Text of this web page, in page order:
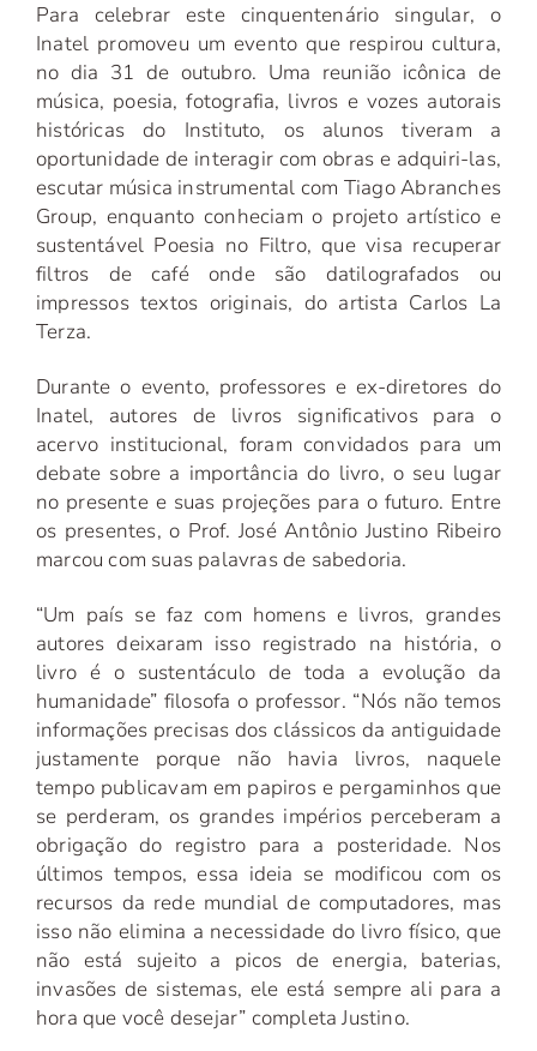
Para celebrar este cinquentenário singular, o
Inatel promoveu um evento que respirou cultura,
no dia 31 de outubro. Uma reunião icônica de
música, poesia, fotografia, livros e vozes autorais
históricas do Instituto, os alunos tiveram a
oportunidade de interagir com obras e adquiri-las,
escutar música instrumental com Tiago Abranches
Group, enquanto conheciam o projeto artístico e
sustentável Poesia no Filtro, que visa recuperar
filtros de café onde são datilografados ou
impressos textos originais, do artista Carlos La
Terza.
Durante o evento, professores e ex-diretores do
Inatel, autores de livros significativos para o
acervo institucional, foram convidados para um
debate sobre a importância do livro, o seu lugar
no presente e suas projeções para o futuro. Entre
os presentes, o Prof. José Antônio Justino Ribeiro
marcou com suas palavras de sabedoria.
“Um país se faz com homens e livros, grandes
autores deixaram isso registrado na história, o
livro é o sustentáculo de toda a evolução da
humanidade” filosofa o professor. “Nós não temos
informações precisas dos clássicos da antiguidade
justamente porque não havia livros, naquele
tempo publicavam em papiros e pergaminhos que
se perderam, os grandes impérios perceberam a
obrigação do registro para a posteridade. Nos
últimos tempos, essa ideia se modificou com os
recursos da rede mundial de computadores, mas
isso não elimina a necessidade do livro físico, que
não está sujeito a picos de energia, baterias,
invasões de sistemas, ele está sempre ali para a
hora que você desejar” completa Justino.